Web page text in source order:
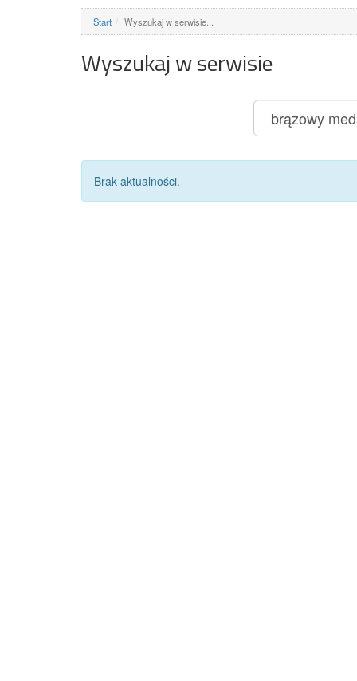
Start Wyszukaj w serwisie...
Wyszukaj w serwisie
Brak aktualności.